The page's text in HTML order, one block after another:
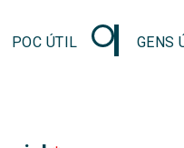
POC ÚTIL GENS